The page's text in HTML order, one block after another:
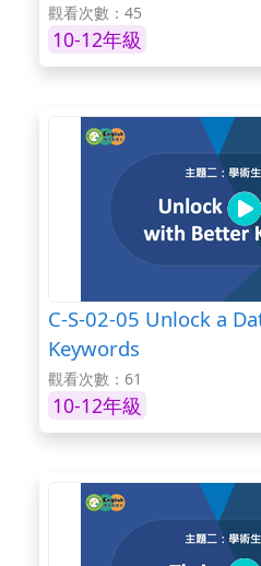
觀看次數：45
10-12年級
C-S-02-05 Unlock a
Keywords
觀看次數：61
10-12年級